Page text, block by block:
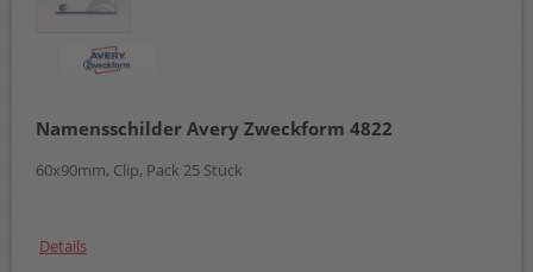
Namensschilder Avery Zweckform 4822
60x90mm, Clip, Pack 25 Stück
Details